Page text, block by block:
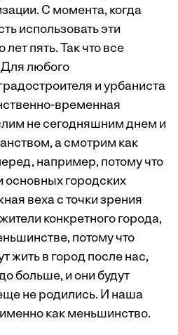
С момента, когда
использовать эти
пять. Так что все
любого
и урбаниста
временная
не сегодняшним днем и
а смотрим как
например, потому что
основных городских
веха с точки зрения
конкретного города,
потому что
жить в город после нас,
больше, и они будут
не родились. И наша
как меньшинство.